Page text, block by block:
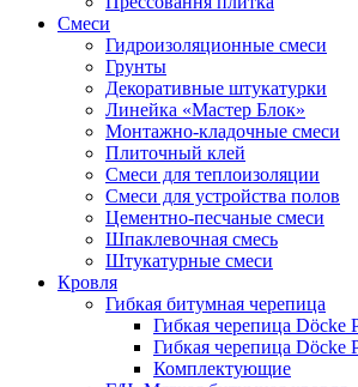
Смеси
Гидроизоляционные смеси
Грунты
Декоративные штукатурки
Линейка «Мастер Блок»
Монтажно-кладочные смеси
Плиточный клей
Смеси для теплоизоляции
Смеси для устройства полов
Цементно-песчаные смеси
Шпаклевочная смесь
Штукатурные смеси
Кровля
Гибкая битумная черепица
Гибкая черепица Döcke
Гибкая черепица Döcke
Комплектующие